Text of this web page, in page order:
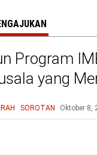
Program
yang
SOROTAN Oktober 8,